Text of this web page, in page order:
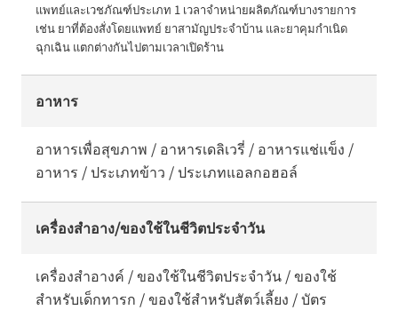
แพทย์และเวชภัณฑ์ประเภท 1 เวลาจำหน่ายผลิตภัณฑ์บางรายการ
เช่น ยาที่ต้องสั่งโดยแพทย์ ยาสามัญประจำบ้าน และยาคุมกำเนิด
ฉุกเฉิน แตกต่างกันไปตามเวลาเปิดร้าน
อาหาร
อาหารเพื่อสุขภาพ / อาหารเดลิเวรี่ / อาหารแช่แข็ง /
อาหาร / ประเภทข้าว / ประเภทแอลกอฮอล์
เครื่องสำอาง/ของใช้ในชีวิตประจำวัน
เครื่องสำอางค์ / ของใช้ในชีวิตประจำวัน / ของใช้
สำหรับเด็กทารก / ของใช้สำหรับสัตว์เลี้ยง / บัตร